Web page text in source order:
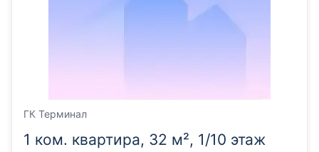
1 ком. квартира, 32 м², 1/10 этаж
ГК Терминал